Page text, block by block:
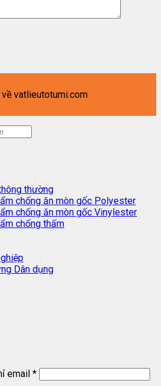
vatlieutotumi.com
thường
chống ăn mòn gốc Polyester
chống ăn mòn gốc Vinylester
chống thấm
Dân dụng
email *